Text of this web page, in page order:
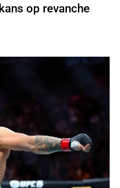
op revanche